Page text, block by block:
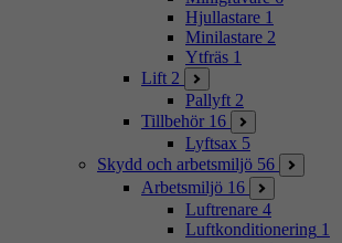
Hjullastare 1
Minilastare 2
Ytfräs 1
Lift 2
Pallyft 2
Tillbehör 16
Lyftsax 5
Skydd och arbetsmiljö 56
Arbetsmiljö 16
Luftrenare 4
Luftkonditionering 1